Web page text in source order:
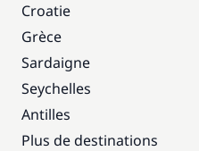
Croatie
Grèce
Sardaigne
Seychelles
Antilles
Plus de destinations